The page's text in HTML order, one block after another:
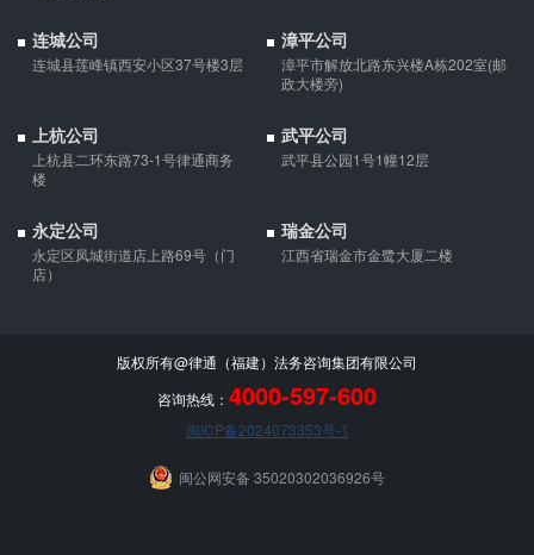
连城公司
连城县莲峰镇西安小区37号楼3层
漳平公司
漳平市解放北路东兴楼A栋202室(邮
政大楼旁)
上杭公司
上杭县二环东路73-1号律通商务
楼
武平公司
武平县公园1号1幢12层
永定公司
永定区凤城街道店上路69号（门
店）
瑞金公司
江西省瑞金市金鹭大厦二楼
版权所有@律通（福建）法务咨询集团有限公司
咨询热线： 4000-597-600
闽ICP备2024073353号-1
闽公网安备 35020302036926号